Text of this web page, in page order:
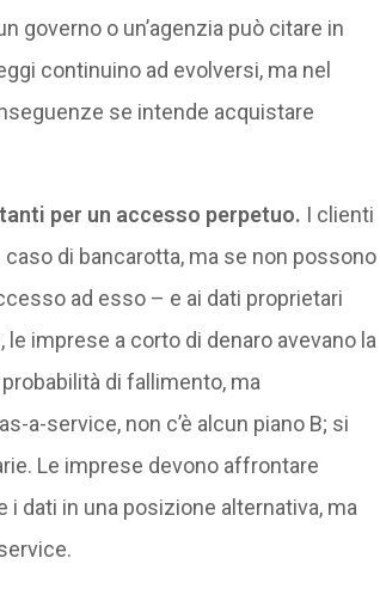
governo o un’agenzia può citare in
continuino ad evolversi, ma nel
se intende acquistare
per un accesso perpetuo. I clienti
di bancarotta, ma se non possono
ad esso – e ai dati proprietari
imprese a corto di denaro avevano la
di fallimento, ma
a-service, non c’è alcun piano B; si
Le imprese devono affrontare
dati in una posizione alternativa, ma